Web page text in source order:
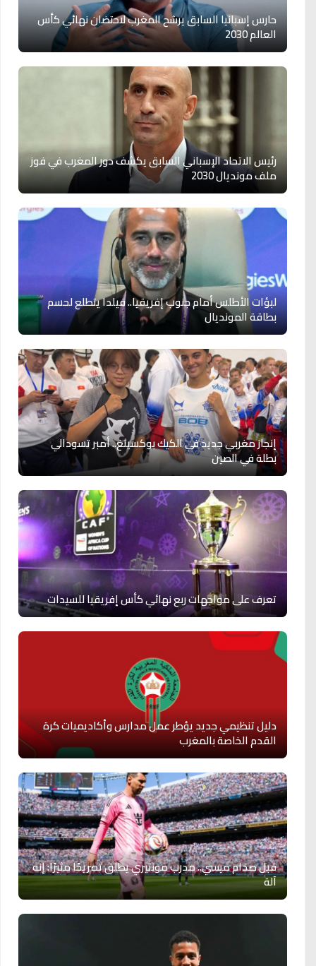
حارس إسبانيا السابق يرشح المغرب لاحتضان نهائي كأس
العالم 2030
رئيس الاتحاد الإسباني السابق يكشف دور المغرب في فوز
ملف مونديال 2030
لبؤات الأطلس أمام جنوب إفريقيا.. فيلدا يتطلع لحسم
بطاقة المونديال
إنجاز مغربي جديد في الكيك بوكسينغ.. أمبر تسودالي
بطلة في الصين
تعرف على مواجهات ربع نهائي كأس إفريقيا للسيدات
دليل تنظيمي جديد يؤطر عمل مدارس وأكاديميات كرة
القدم الخاصة بالمغرب
قبل صدام ميسي.. مدرب مونتيري يطلق تصريحًا مثيرًا: إنه
آلة